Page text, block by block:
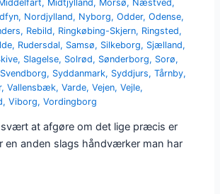
Middelfart, Midtjylland , Morsø, Næstved ,
, Nordjylland, Nyborg,Odder,Odense,
, Rebild, Ringkøbing-Skjern, Ringsted,
, Rudersdal, Samsø, Silkeborg, Sjælland,
, Slagelse, Solrød, Sønderborg, Sorø,
Svendborg, Syddanmark, Syddjurs,Tårnby,
,Vallensbæk,Varde,Vejen,Vejle,
,Viborg,Vordingborg
at afgøre om det lige præcis er
en anden slags håndværker man har